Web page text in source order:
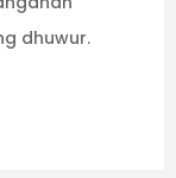
dhuwur.